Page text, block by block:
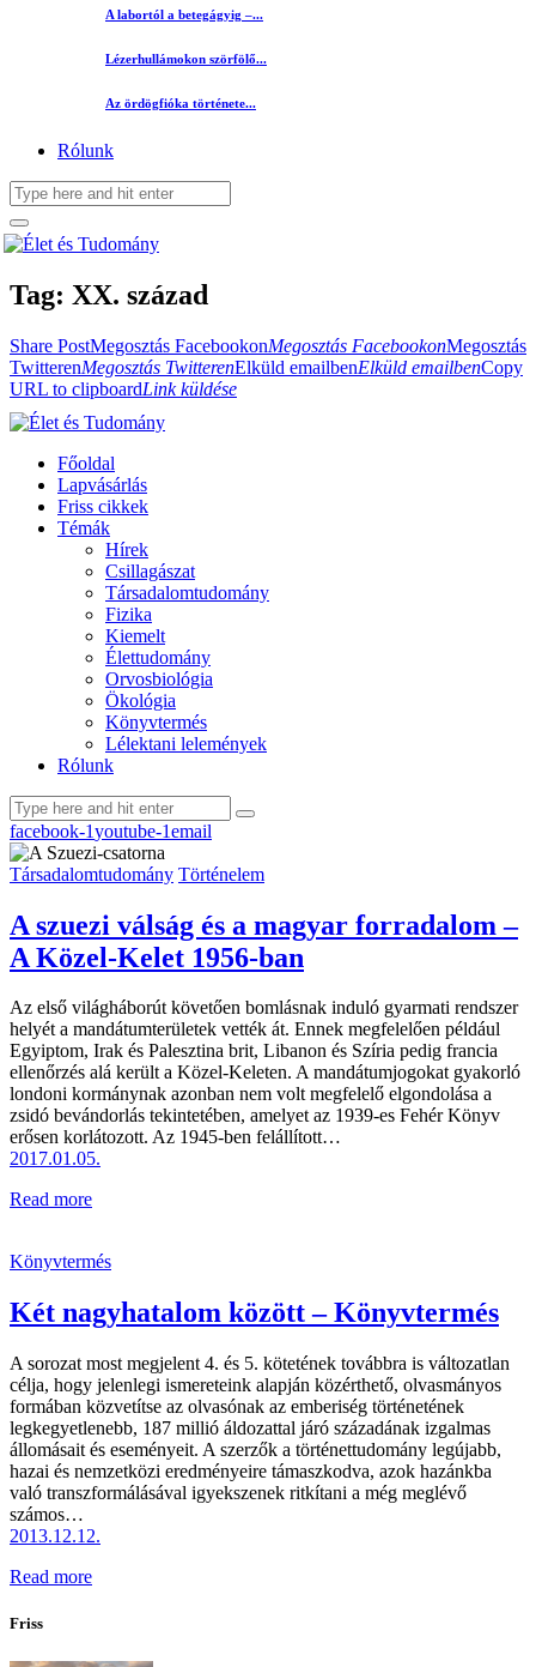
A labortól a betegágyig –...
Lézerhullámokon szörfölő...
Az ördögfióka története...
Rólunk
Tag: XX. század
Share PostMegosztás FacebookonMegosztás FacebookonMegosztás
TwitterenMegosztás TwitterenElküld emailbenElküld emailbenCopy
URL to clipboardLink küldése
Főoldal
Lapvásárlás
Friss cikkek
Témák
Hírek
Csillagászat
Társadalomtudomány
Fizika
Kiemelt
Élettudomány
Orvosbiológia
Ökológia
Könyvtermés
Lélektani lelemények
Rólunk
facebook-1youtube-1email
Társadalomtudomány Történelem
A szuezi válság és a magyar forradalom –
A Közel-Kelet 1956-ban
Az első világháborút követően bomlásnak induló gyarmati rendszer
helyét a mandátumterületek vették át. Ennek megfelelően például
Egyiptom, Irak és Palesztina brit, Libanon és Szíria pedig francia
ellenőrzés alá került a Közel-Keleten. A mandátumjogokat gyakorló
londoni kormánynak azonban nem volt megfelelő elgondolása a
zsidó bevándorlás tekintetében, amelyet az 1939-es Fehér Könyv
erősen korlátozott. Az 1945-ben felállított…
2017.01.05.
Read more
Könyvtermés
Két nagyhatalom között – Könyvtermés
A sorozat most megjelent 4. és 5. kötetének továbbra is változatlan
célja, hogy jelenlegi ismereteink alapján közérthető, olvasmányos
formában közvetítse az olvasónak az emberiség történetének
legkegyetlenebb, 187 millió áldozattal járó századának izgalmas
állomásait és eseményeit. A szerzők a történettudomány legújabb,
hazai és nemzetközi eredményeire támaszkodva, azok hazánkba
való transzformálásával igyekszenek ritkítani a még meglévő
számos…
2013.12.12.
Read more
Friss